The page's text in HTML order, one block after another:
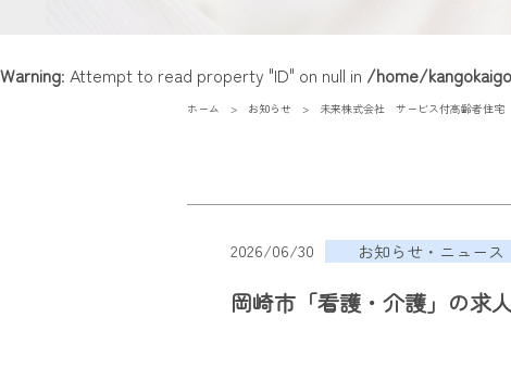
Warning: Attempt to read property "ID" on null in /home/
ホーム お知らせ 未来株式会社 サービス付高齢者住
2026/06/30 お知らせ・ニュース
岡崎市「看護・介護」の求